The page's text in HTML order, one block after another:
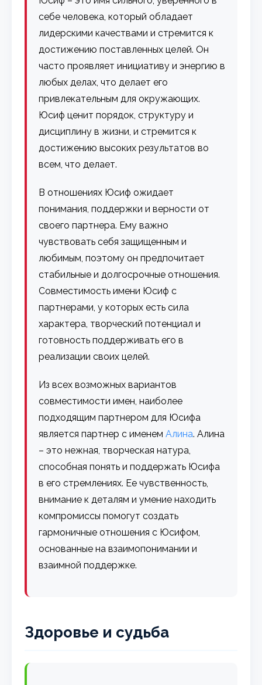
себе человека, который обладает
лидерскими качествами и стремится к
достижению поставленных целей. Он
часто проявляет инициативу и энергию в
любых делах, что делает его
привлекательным для окружающих.
Юсиф ценит порядок, структуру и
дисциплину в жизни, и стремится к
достижению высоких результатов во
всем, что делает.
В отношениях Юсиф ожидает
понимания, поддержки и верности от
своего партнера. Ему важно
чувствовать себя защищенным и
любимым, поэтому он предпочитает
стабильные и долгосрочные отношения.
Совместимость имени Юсиф с
партнерами, у которых есть сила
характера, творческий потенциал и
готовность поддерживать его в
реализации своих целей.
Из всех возможных вариантов
совместимости имен, наиболее
подходящим партнером для Юсифа
является партнер с именемАлина. Алина
– это нежная, творческая натура,
способная понять и поддержать Юсифа
в его стремлениях. Ее чувственность,
внимание к деталям и умение находить
компромиссы помогут создать
гармоничные отношения с Юсифом,
основанные на взаимопонимании и
взаимной поддержке.
Здоровье и судьба